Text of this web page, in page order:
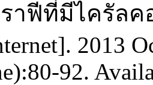
าฟีที่มีไครัลค
2013
92.